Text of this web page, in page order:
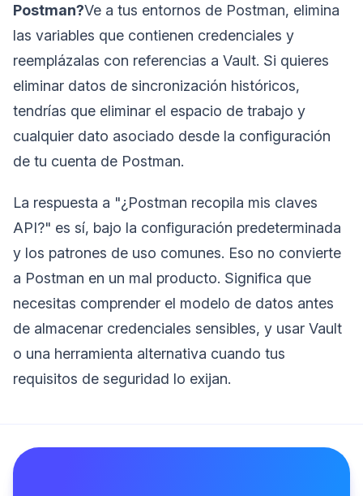
Postman?Ve a tus entornos de Postman, elimina
las variables que contienen credenciales y
reemplázalas con referencias a Vault. Si quieres
eliminar datos de sincronización históricos,
tendrías que eliminar el espacio de trabajo y
cualquier dato asociado desde la configuración
de tu cuenta de Postman.
La respuesta a "¿Postman recopila mis claves
API?" es sí, bajo la configuración predeterminada
y los patrones de uso comunes. Eso no convierte
a Postman en un mal producto. Significa que
necesitas comprender el modelo de datos antes
de almacenar credenciales sensibles, y usar Vault
o una herramienta alternativa cuando tus
requisitos de seguridad lo exijan.